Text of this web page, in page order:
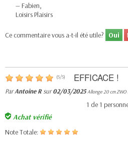
— Fabien,
Loisirs Plaisirs
Ce commentaire vous a-t-il été utile? Oui
(5/5) EFFICACE !
ParAntoine Rsur02/03/2025 Allonge 20 cm
1 de 1
Achat vérifié
Note Totale: